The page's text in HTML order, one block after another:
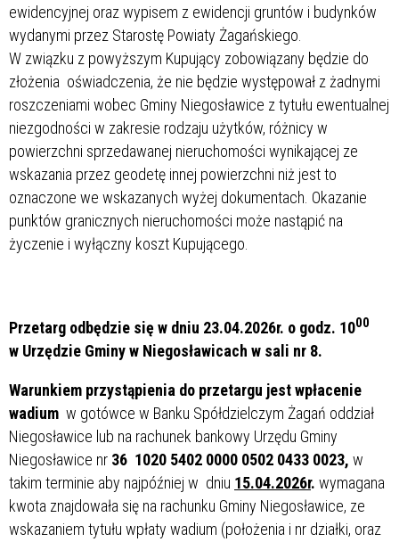
ewidencyjnej oraz wypisem z ewidencji gruntów i budynków
wydanymi przez Starostę Powiaty Żagańskiego.
W związku z powyższym Kupujący zobowiązany będzie do
złożenia oświadczenia, że nie będzie występował z żadnymi
roszczeniami wobec Gminy Niegosławice z tytułu ewentualnej
niezgodności w zakresie rodzaju użytków, różnicy w
powierzchni sprzedawanej nieruchomości wynikającej ze
wskazania przez geodetę innej powierzchni niż jest to
oznaczone we wskazanych wyżej dokumentach. Okazanie
punktów granicznych nieruchomości może nastąpić na
życzenie i wyłączny koszt Kupującego.
Przetarg odbędzie się w dniu 23.04.2026r. o godz. 1000
w Urzędzie Gminy w Niegosławicach w sali nr 8.
Warunkiem przystąpienia do przetargu jest wpłacenie
wadium w gotówce w Banku Spółdzielczym Żagań oddział
Niegosławice lub na rachunek bankowy Urzędu Gminy
Niegosławice nr 36 1020 5402 0000 0502 0433 0023, w
takim terminie aby najpóźniej w dniu 15.04.2026r. wymagana
kwota znajdowała się na rachunku Gminy Niegosławice, ze
wskazaniem tytułu wpłaty wadium (położenia i nr działki, oraz